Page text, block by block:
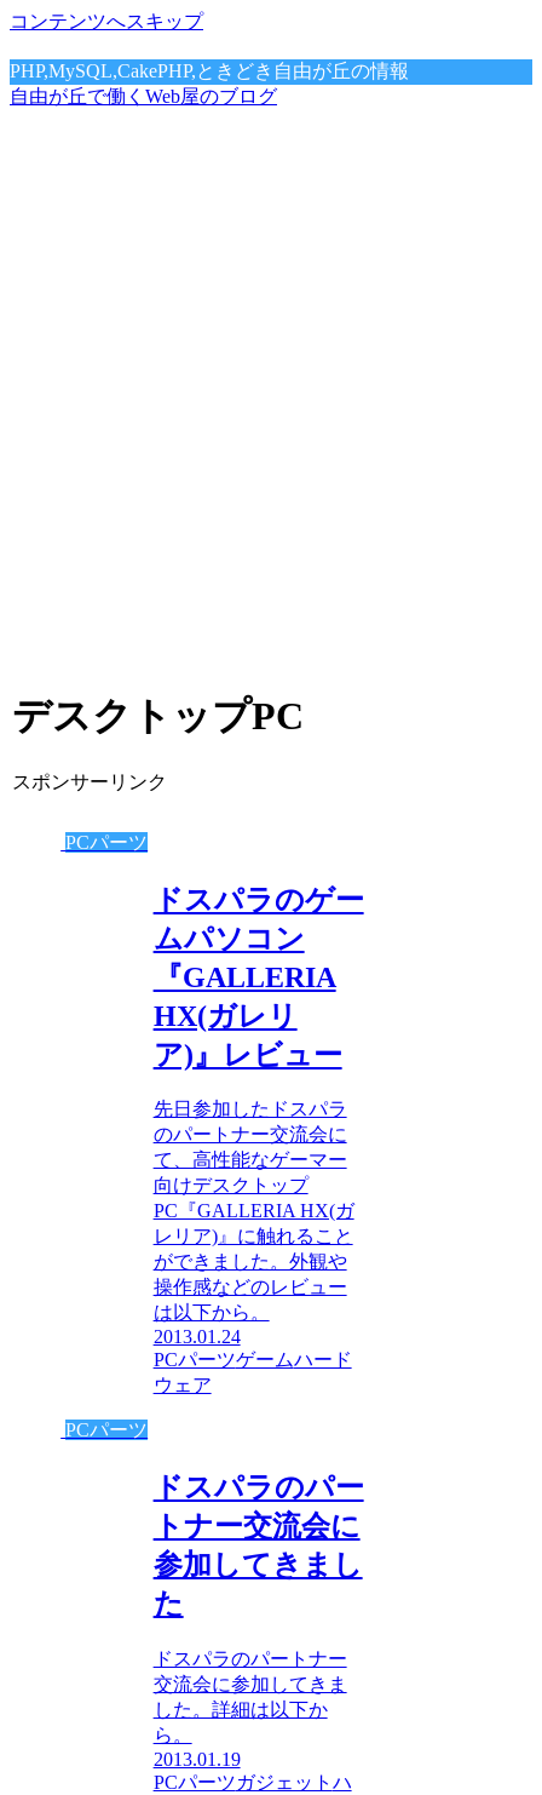
コンテンツへスキップ
PHP,MySQL,CakePHP,ときどき自由が丘の情報
自由が丘で働くWeb屋のブログ
デスクトップPC
スポンサーリンク
PCパーツ
ドスパラのゲー
ムパソコン
『GALLERIA
HX(ガレリ
ア)』レビュー
先日参加したドスパラ
のパートナー交流会に
て、高性能なゲーマー
向けデスクトップ
PC『GALLERIA HX(ガ
レリア)』に触れること
ができました。外観や
操作感などのレビュー
は以下から。
2013.01.24
PCパーツゲームハード
ウェア
PCパーツ
ドスパラのパー
トナー交流会に
参加してきまし
た
ドスパラのパートナー
交流会に参加してきま
した。詳細は以下か
ら。
2013.01.19
PCパーツガジェット ハ